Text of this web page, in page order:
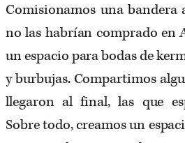
Comisionamos una bandera
no las habrían comprado en
un espacio para bodas de
y burbujas. Compartimos
llegaron al final, las que
Sobre todo, creamos un